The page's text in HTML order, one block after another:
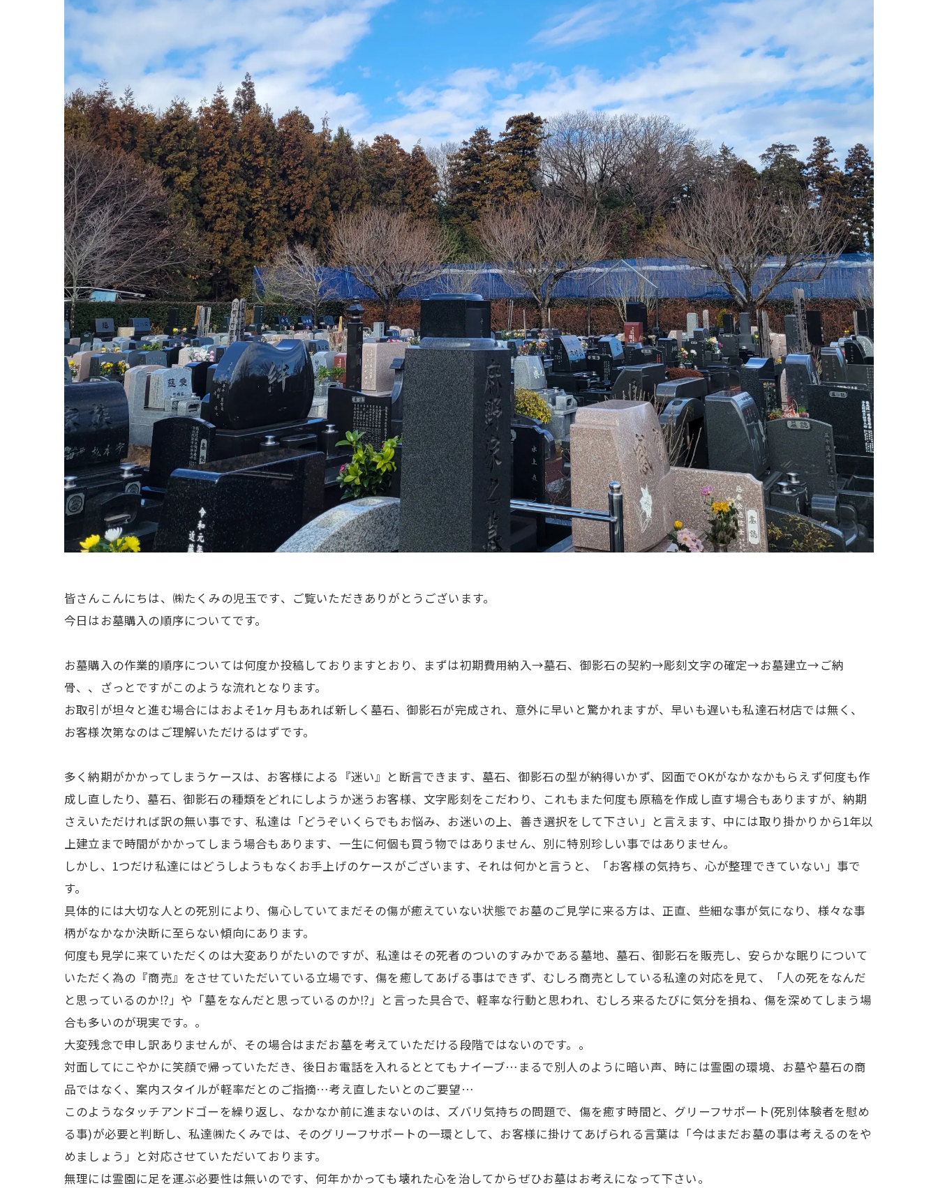
皆さんこんにちは、㈱たくみの児玉です、ご覧いただきありがとうございます。
今日はお墓購入の順序についてです。
お墓購入の作業的順序については何度か投稿しておりますとおり、まずは初期費用納入→墓石、御影石の契約→彫刻文字の確定→お墓建立→ご納
骨、、ざっとですがこのような流れとなります。
お取引が坦々と進む場合にはおよそ1ヶ月もあれば新しく墓石、御影石が完成され、意外に早いと驚かれますが、早いも遅いも私達石材店では無く、
お客様次第なのはご理解いただけるはずです。
多く納期がかかってしまうケースは、お客様による『迷い』と断言できます、墓石、御影石の型が納得いかず、図面でOKがなかなかもらえず何度も作
成し直したり、墓石、御影石の種類をどれにしようか迷うお客様、文字彫刻をこだわり、これもまた何度も原稿を作成し直す場合もありますが、納期
さえいただければ訳の無い事です、私達は「どうぞいくらでもお悩み、お迷いの上、善き選択をして下さい」と言えます、中には取り掛かりから1年以
上建立まで時間がかかってしまう場合もあります、一生に何個も買う物ではありません、別に特別珍しい事ではありません。
しかし、1つだけ私達にはどうしようもなくお手上げのケースがございます、それは何かと言うと、「お客様の気持ち、心が整理できていない」事で
す。
具体的には大切な人との死別により、傷心していてまだその傷が癒えていない状態でお墓のご見学に来る方は、正直、些細な事が気になり、様々な事
柄がなかなか決断に至らない傾向にあります。
何度も見学に来ていただくのは大変ありがたいのですが、私達はその死者のついのすみかである墓地、墓石、御影石を販売し、安らかな眠りについて
いただく為の『商売』をさせていただいている立場です、傷を癒してあげる事はできず、むしろ商売としている私達の対応を見て、「人の死をなんだ
と思っているのか⁉」や「墓をなんだと思っているのか⁉」と言った具合で、軽率な行動と思われ、むしろ来るたびに気分を損ね、傷を深めてしまう場
合も多いのが現実です。。
大変残念で申し訳ありませんが、その場合はまだお墓を考えていただける段階ではないのです。。
対面してにこやかに笑顔で帰っていただき、後日お電話を入れるととてもナイーブ…まるで別人のように暗い声、時には霊園の環境、お墓や墓石の商
品ではなく、案内スタイルが軽率だとのご指摘…考え直したいとのご要望…
このようなタッチアンドゴーを繰り返し、なかなか前に進まないのは、ズバリ気持ちの問題で、傷を癒す時間と、グリーフサポート(死別体験者を慰め
る事)が必要と判断し、私達㈱たくみでは、そのグリーフサポートの一環として、お客様に掛けてあげられる言葉は「今はまだお墓の事は考えるのをや
めましょう」と対応させていただいております。
無理には霊園に足を運ぶ必要性は無いのです、何年かかっても壊れた心を治してからぜひお墓はお考えになって下さい。